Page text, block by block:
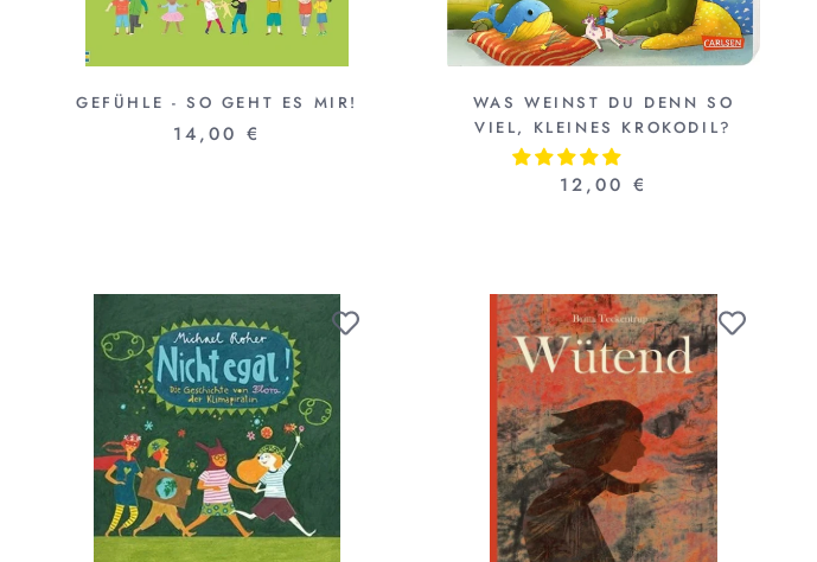
GEFÜHLE - SO GEHT ES MIR!
14,00 €
WAS WEINST DU DENN SO
VIEL, KLEINES KROKODIL?
12,00 €